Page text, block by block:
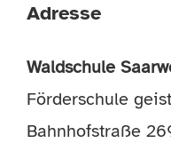
Adresse
Waldschule
Förderschule
Bahnhofstraße